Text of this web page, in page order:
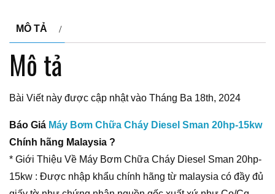
MÔ TẢ
Mô tả
Bài Viết này được cập nhật vào Tháng Ba 18th, 2024
Báo Giá Máy Bơm Chữa Cháy Diesel Sman 20hp-15kw
Chính hãng Malaysia ?
* Giới Thiệu Về Máy Bơm Chữa Cháy Diesel Sman 20hp-
15kw : Được nhập khẩu chính hãng từ malaysia có đầy đủ